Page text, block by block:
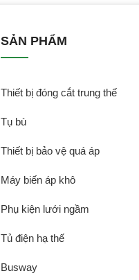
SẢN PHẨM
Thiết bị đóng cắt trung thế
Tụ bù
Thiết bị bảo vệ quá áp
Máy biến áp khô
Phụ kiện lưới ngầm
Tủ điện hạ thế
Busway